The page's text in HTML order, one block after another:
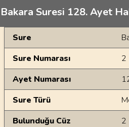
Bakara Suresi 128. Ayet
Genel Bilgiler
Sure
Sure Numarası
2
Ayet Numarası
Sure Türü
Bulunduğu Cüz
2